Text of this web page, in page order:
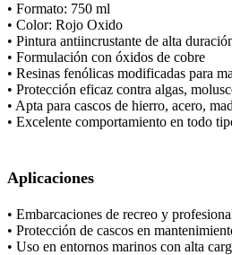
• Formato: 750 ml
• Color: Rojo Oxido
• Pintura antiincrustante de alta
• Formulación con óxidos de cobre
• Resinas fenólicas modificadas para
• Protección eficaz contra algas,
• Apta para cascos de hierro, acero,
• Excelente comportamiento en todo
Aplicaciones
• Embarcaciones de recreo y
• Protección de cascos en
• Uso en entornos marinos con alta